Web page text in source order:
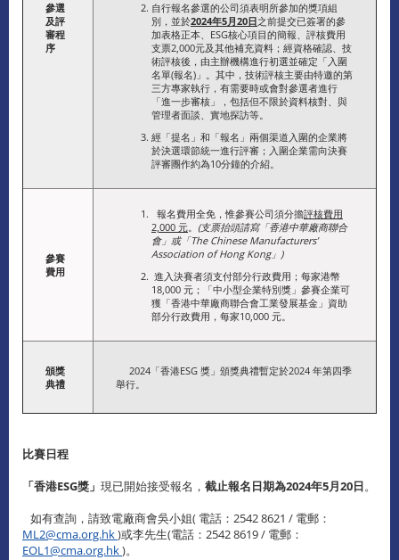
參選
及評
審程
序
自行報名參選的公司須表明所參加的獎項組
別，並於2024年5月20日之前提交已簽署的參
加表格正本、ESG核心項目的簡報、評核費用
支票2,000元及其他補充資料；經資格確認、技
術評核後，由主辦機構進行初選並確定「入圍
名單(報名)」。其中，技術評核主要由特邀的第
三方專家執行，有需要時或會對參選者進行
「進一步審核」，包括但不限於資料核對、與
管理者面談、實地探訪等。
經「提名」和「報名」兩個渠道入圍的企業將
於決選環節統一進行評審；入圍企業需向決賽
評審團作約為10分鐘的介紹。
參賽
費用
報名費用全免，惟參賽公司須分擔評核費用
2,000 元。 (支票抬頭請寫「香港中華廠商聯合
會」或「The Chinese Manufacturers’
Association of Hong Kong」)
進入決賽者須支付部分行政費用；每家港幣
18,000 元；「中小型企業特別獎」參賽企業可
獲「香港中華廠商聯合會工業發展基金」資助
部分行政費用，每家10,000 元。
頒獎
典禮
2024「香港ESG 獎」頒獎典禮暫定於2024 年第四季
舉行。
比賽日程
「香港ESG獎」 現已開始接受報名， 截止報名日期為2024年5月20日。
如有查詢，請致電廠商會吳小姐( 電話：2542 8621 / 電郵：
ML2@cma.org.hk)或李先生(電話：2542 8619 / 電郵：
EOL1@cma.org.hk)。